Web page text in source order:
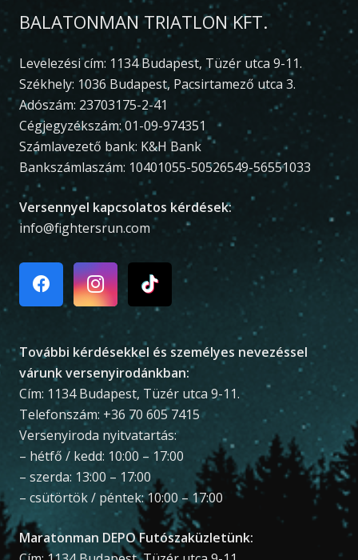
BALATONMAN TRIATLON KFT.
Levelezési cím: 1134 Budapest, Tüzér utca 9-11.
Székhely: 1036 Budapest, Pacsirtamező utca 3.
Adószám: 23703175-2-41
Cégjegyzékszám: 01-09-974351
Számlavezető bank: K&H Bank
Bankszámlaszám: 10401055-50526549-56551033
Versennyel kapcsolatos kérdések:
info@fightersrun.com
További kérdésekkel és személyes nevezéssel
várunk versenyirodánkban:
Cím: 1134 Budapest, Tüzér utca 9-11.
Telefonszám: +36 70 605 7415
Versenyiroda nyitvatartás:
– hétfő / kedd: 10:00 – 17:00
– szerda: 13:00 – 17:00
– csütörtök / péntek: 10:00 – 17:00
Maratonman DEPO Futószaküzletünk: